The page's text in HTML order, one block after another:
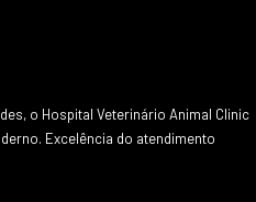
o Hospital Veterinário Animal Clinic
Excelência do atendimento